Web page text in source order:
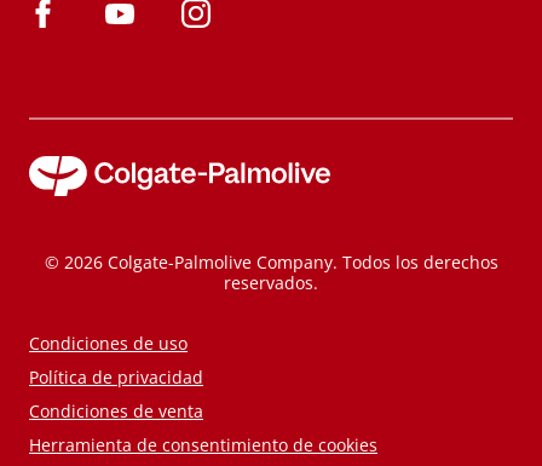
© 2026 Colgate-Palmolive Company. Todos los derechos
reservados.
Condiciones de uso
Política de privacidad
Condiciones de venta
Herramienta de consentimiento de cookies